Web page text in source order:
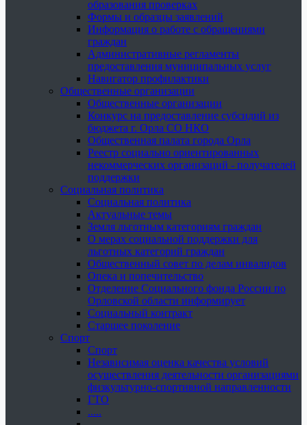
образования проверках
Формы и образцы заявлений
Информация о работе с обращениями
граждан
Административные регламенты
предоставления муниципальных услуг
Навигатор профилактики
Общественные организации
Общественные организации
Конкурс на предоставление субсидий из
бюджета г. Орла СО НКО
Общественная палата города Орла
Реестр социально ориентированных
некоммерческих организаций - получателей
поддержки
Социальная политика
Социальная политика
Актуальные темы
Земля льготным категориям граждан
О мерах социальной поддержки для
льготных категорий граждан
Общественный совет по делам инвалидов
Опека и попечительство
Отделение Социального фонда России по
Орловской области информирует
Социальный контракт
Старшее поколение
Спорт
Спорт
Независимая оценка качества условий
осуществления деятельности организациями
физкультурно-спортивной направленности
ГТО
.....